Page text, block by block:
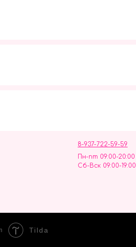
8-937-722-59-59
Пн-пт 09:00-20:00
Сб-Вск 09:00-19:00
Tilda